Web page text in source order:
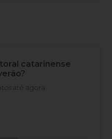
catarinense
até agora